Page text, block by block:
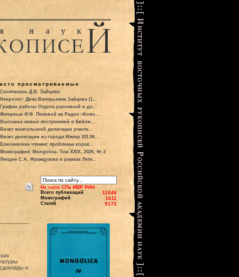
просматриваемые
Скончалась Д.В. Зайцева
Некролог: Дина Валерьевна Зайцева (1...
График работы Отдела рукописей и до...
Интервью И.Ф. Поповой на Радио «Комс...
Выставка новых поступлений в Библи...
Визит монгольской делегации участн...
Визит делегации из города Измир (03.06...
Елисеевские чтения: проблемы корее...
Монография: Mongolica. Том XXIX, 2026, № 2
Лекции С.А. Французова в рамках Летн...
и
На сайте СПб ИВР РАН
Всего публикаций 11046
Монографий 1611
Статей 9172